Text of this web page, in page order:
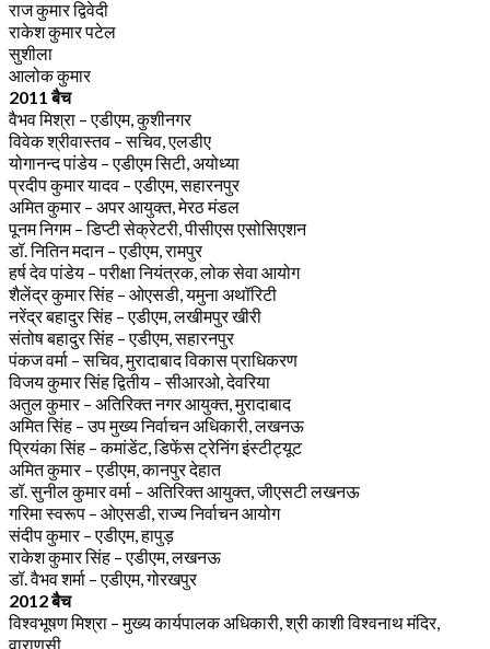
राज कुमार द्विवेदी
राकेश कुमार पटेल
सुशीला
आलोक कुमार
2011 बैच
वैभव मिश्रा – एडीएम, कुशीनगर
विवेक श्रीवास्तव – सचिव, एलडीए
योगानन्द पांडेय – एडीएम सिटी, अयोध्या
प्रदीप कुमार यादव – एडीएम, सहारनपुर
अमित कुमार – अपर आयुक्त, मेरठ मंडल
पूनम निगम – डिप्टी सेक्रेटरी, पीसीएस एसोसिएशन
डॉ. नितिन मदान – एडीएम, रामपुर
हर्ष देव पांडेय – परीक्षा नियंत्रक, लोक सेवा आयोग
शैलेंद्र कुमार सिंह – ओएसडी, यमुना अथॉरिटी
नरेंद्र बहादुर सिंह – एडीएम, लखीमपुर खीरी
संतोष बहादुर सिंह – एडीएम, सहारनपुर
पंकज वर्मा – सचिव, मुरादाबाद विकास प्राधिकरण
विजय कुमार सिंह द्वितीय – सीआरओ, देवरिया
अतुल कुमार – अतिरिक्त नगर आयुक्त, मुरादाबाद
अमित सिंह – उप मुख्य निर्वाचन अधिकारी, लखनऊ
प्रियंका सिंह – कमांडेंट, डिफेंस ट्रेनिंग इंस्टीट्यूट
अमित कुमार – एडीएम, कानपुर देहात
डॉ. सुनील कुमार वर्मा – अतिरिक्त आयुक्त, जीएसटी लखनऊ
गरिमा स्वरूप – ओएसडी, राज्य निर्वाचन आयोग
संदीप कुमार – एडीएम, हापुड़
राकेश कुमार सिंह – एडीएम, लखनऊ
डॉ. वैभव शर्मा – एडीएम, गोरखपुर
2012 बैच
विश्वभूषण मिश्रा – मुख्य कार्यपालक अधिकारी, श्री काशी विश्वनाथ मंदिर,
वाराणसी